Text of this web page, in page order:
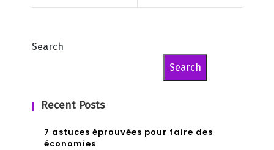
Search
Search
Recent Posts
7 astuces éprouvées pour faire des
économies